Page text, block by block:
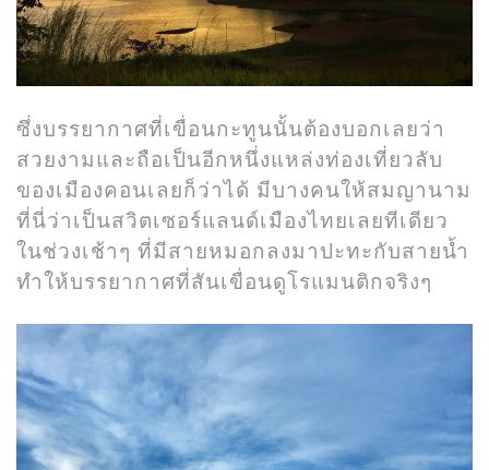
ซึ่งบรรยากาศที่เขื่อนกะทูนนั้นต้องบอกเลยว่า
สวยงามและถือเป็นอีกหนึ่งแหล่งท่องเที่ยวลับ
ของเมืองคอนเลยก็ว่าได้ มีบางคนให้สมญานาม
ที่นี่ว่าเป็นสวิตเซอร์แลนด์เมืองไทยเลยทีเดียว
ในช่วงเช้าๆ ที่มีสายหมอกลงมาปะทะกับสายน้ำ
ทำให้บรรยากาศที่สันเขื่อนดูโรแมนติกจริงๆ